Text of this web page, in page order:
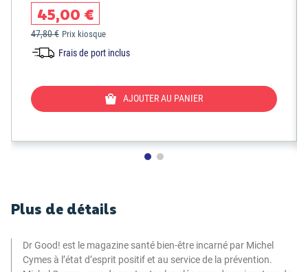
45,00 €
47,80 € Prix kiosque
Frais de port inclus
AJOUTER AU PANIER
Plus de détails
Dr Good! est le magazine santé bien-être incarné par Michel
Cymes à l’état d’esprit positif et au service de la prévention.